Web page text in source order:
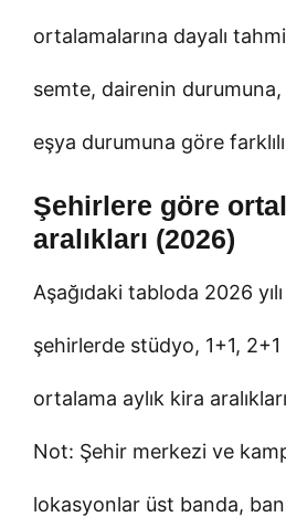
ortalamalarına dayalı
semte, dairenin durumuna,
eşya durumuna göre
Şehirlere göre
aralıkları (2026)
Aşağıdaki tabloda 2026
şehirlerde stüdyo, 1+1,
ortalama aylık kira
Not: Şehir merkezi ve
lokasyonlar üst banda,